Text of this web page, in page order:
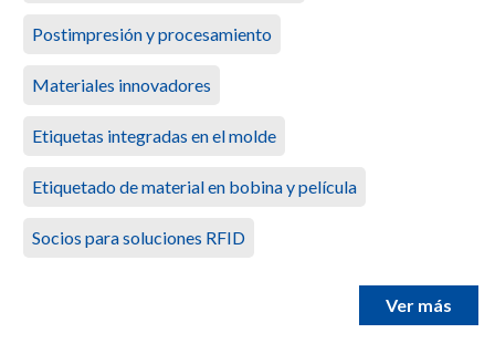
Postimpresión y procesamiento
Materiales innovadores
Etiquetas integradas en el molde
Etiquetado de material en bobina y película
Socios para soluciones RFID
Ver más